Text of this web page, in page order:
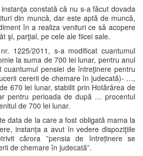
constată că nu s-a făcut dovada
din muncă, dar este aptă de muncă,
în a realiza venituri ce să acopere
şi, parţial, pe cele ale fiicei sale.
1225/2011, s-a modificat cuantumul
la suma de 700 lei lunar, pentru anul
pensiei de întreţinere pentru
cererii de chemare în judecată)- …,
670 lei lunar, stabilit prin Hotărârea de
pentru perioada de după … procentul
de 700 lei lunar.
data de la care a fost obligată mama la
instanța a avut în vedere dispoziţiile
cărora ”pensia de întreținere se
de chemare în judecată”.